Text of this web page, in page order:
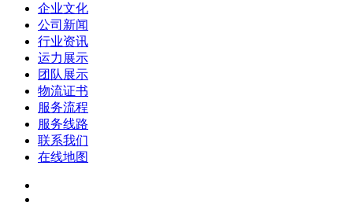
企业文化
公司新闻
行业资讯
运力展示
团队展示
物流证书
服务流程
服务线路
联系我们
在线地图